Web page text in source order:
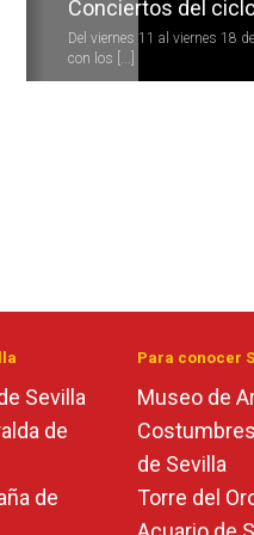
Conciertos del
Del viernes 11 al viernes 18
con los [...]
Sevilla
de
de
Para conocer
Museo de
de Sevilla
Torre del